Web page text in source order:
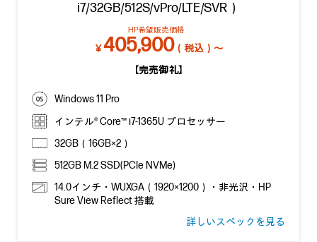
i7/32GB/512S/vPro/LTE/SVR）
HP希望販売価格
￥405,900（税込）～
【完売御礼】
Windows 11 Pro
インテル® Core™ i7-1365U プロセッサー
32GB（16GB×2）
512GB M.2 SSD(PCIe NVMe)
14.0インチ・WUXGA（1920×1200）・非光沢・HP
Sure View Reflect 搭載
詳しいスペックを見る